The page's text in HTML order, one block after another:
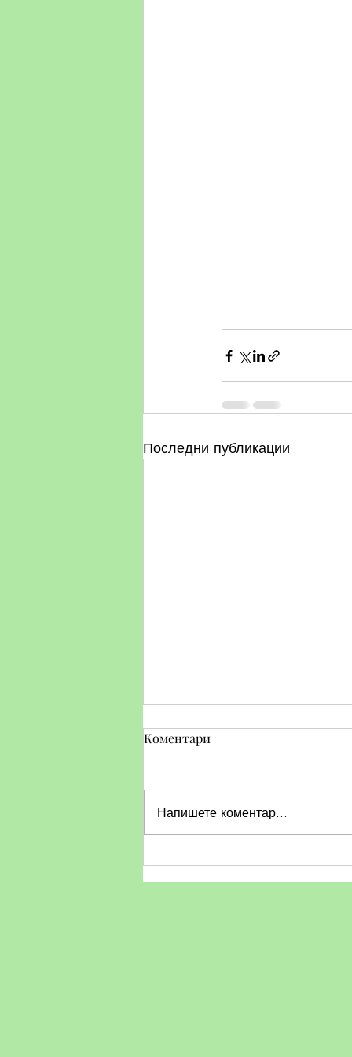
Последни публикации
Тематичен ден по БДП
Коментари
Напишете коментар...